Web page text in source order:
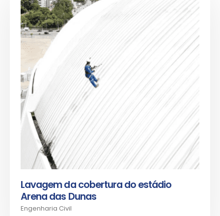
Lavagem da cobertura do estádio
Arena das Dunas
Engenharia Civil